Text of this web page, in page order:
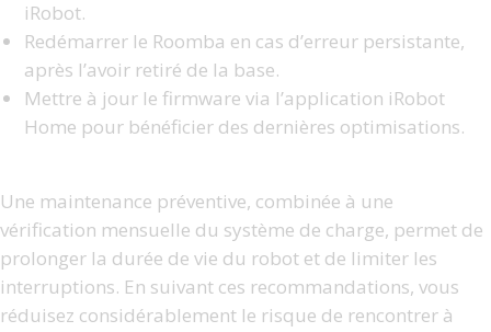
iRobot.
Redémarrer le Roomba en cas d’erreur persistante,
après l’avoir retiré de la base.
Mettre à jour le firmware via l’application iRobot
Home pour bénéficier des dernières optimisations.
Une maintenance préventive, combinée à une
vérification mensuelle du système de charge, permet de
prolonger la durée de vie du robot et de limiter les
interruptions. En suivant ces recommandations, vous
réduisez considérablement le risque de rencontrer à